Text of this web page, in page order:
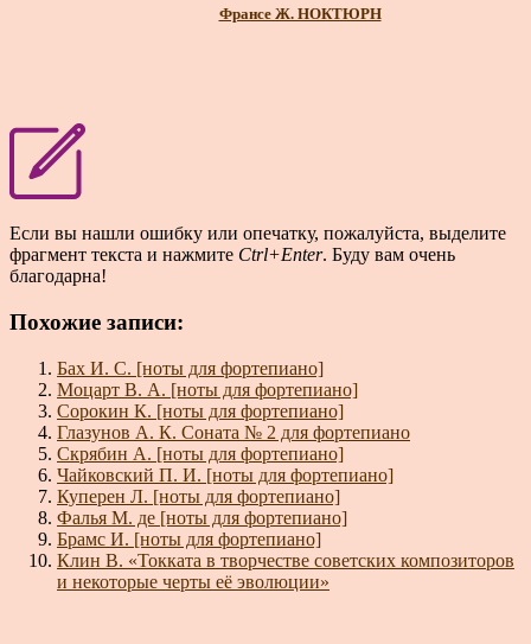
Франсе Ж. НОКТЮРН
Если вы нашли ошибку или опечатку, пожалуйста, выделите
фрагмент текста и нажмите Ctrl+Enter. Буду вам очень
благодарна!
Похожие записи:
Бах И. С. [ноты для фортепиано]
Моцарт В. А. [ноты для фортепиано]
Сорокин К. [ноты для фортепиано]
Глазунов А. К. Соната № 2 для фортепиано
Скрябин А. [ноты для фортепиано]
Чайковский П. И. [ноты для фортепиано]
Куперен Л. [ноты для фортепиано]
Фалья М. де [ноты для фортепиано]
Брамс И. [ноты для фортепиано]
Клин В. «Токката в творчестве советских композиторов
и некоторые черты её эволюции»